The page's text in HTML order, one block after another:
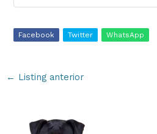
Facebook Twitter WhatsApp
← Listing anterior